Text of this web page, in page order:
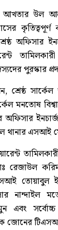
উল
কৃতিত্বপূর্ণ
অফিসার
পুরস্কার
শ্রেষ্ঠ
মনতোষ
থানার এসআই
করিম,
তোয়াবুল
সর্বোচ্চ
জোনের